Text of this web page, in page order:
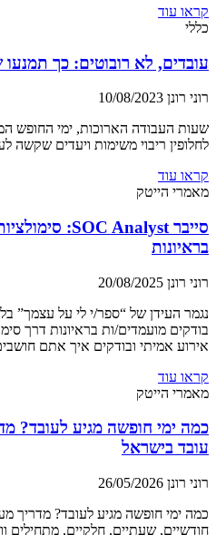
קראו עוד
כללי
עובדים, לא רובוטים: כך
רוני רונן 10/08/2023
שעות העבודה הארוכות, ימי החופש
לחלופין ריבוי משימות ויעדים שקשה
קראו עוד
מאמרי הייטק
בראיונות
רוני רונן 20/08/2025
נגמר העידן של “ספר/י לי על עצמך”
אירוע אמיתי ובודקים איך אתם
קראו עוד
מאמרי הייטק
כמה ימי חופשה מגיע לעובד?
עובד בישראל
רוני רונן 26/05/2026
כמה ימי חופשה מגיע לעובד? מדריך
חודשיים, שעתיים, חלקיים, מתחילים